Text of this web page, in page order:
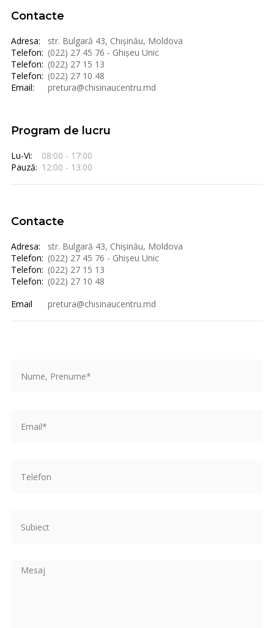
Contacte
Adresa:
str. Bulgară 43, Chișinău, Moldova
Telefon: (022) 27 45 76 - Ghișeu Unic
Telefon: (022) 27 15 13
Telefon: (022) 27 10 48
Email:
pretura@chisinaucentru.md
Program de lucru
Lu-Vi:
08:00 - 17:00
Pauză: 12:00 - 13:00
Contacte
Adresa:
str. Bulgară 43, Chișinău, Moldova
Telefon: (022) 27 45 76 - Ghișeu Unic
Telefon: (022) 27 15 13
Telefon: (022) 27 10 48
Email
pretura@chisinaucentru.md